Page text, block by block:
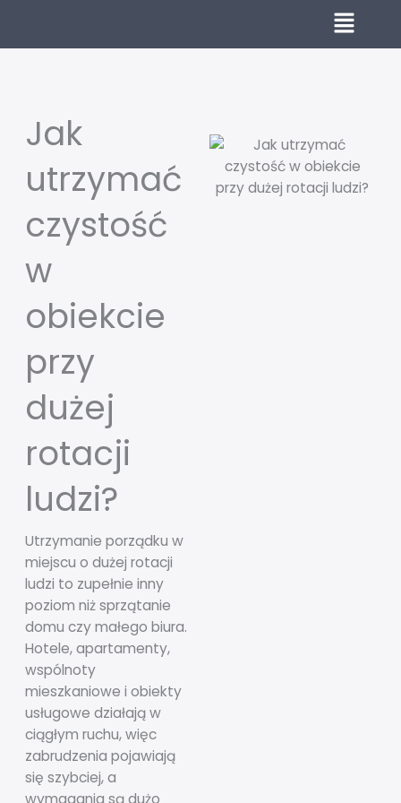
treści
Jak
utrzymać
czystość
w
obiekcie
przy
dużej
rotacji
ludzi?
Utrzymanie porządku w
miejscu o dużej rotacji
ludzi to zupełnie inny
poziom niż sprzątanie
domu czy małego biura.
Hotele, apartamenty,
wspólnoty
mieszkaniowe i obiekty
usługowe działają w
ciągłym ruchu, więc
zabrudzenia pojawiają
się szybciej, a